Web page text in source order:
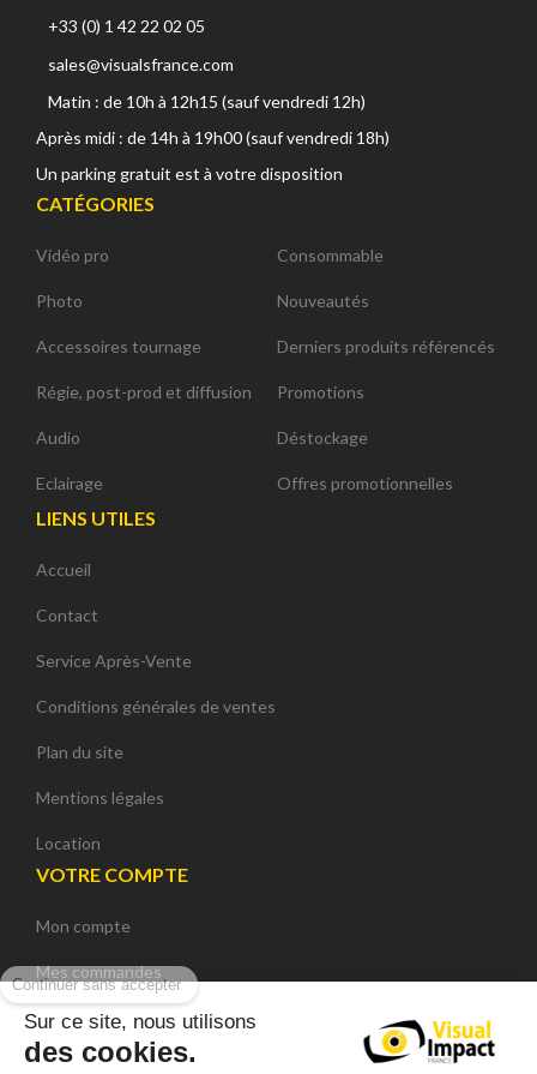
+33 (0) 1 42 22 02 05
sales@visualsfrance.com
Matin : de 10h à 12h15 (sauf vendredi 12h)
Après midi : de 14h à 19h00 (sauf vendredi 18h)
Un parking gratuit est à votre disposition
CATÉGORIES
Vidéo pro
Photo
Accessoires tournage
Régie, post-prod et diffusion
Audio
Eclairage
Consommable
Nouveautés
Derniers produits référencés
Promotions
Déstockage
Offres promotionnelles
LIENS UTILES
Accueil
Contact
Service Après-Vente
Conditions générales de ventes
Plan du site
Mentions légales
Location
VOTRE COMPTE
Mon compte
Mes commandes
Mes adresses
Mes données personnelles
Sur ce site, nous utilisons
des cookies.